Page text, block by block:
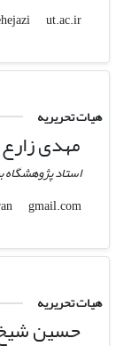
ehejazi
ut.ac.ir
هیات تحریریه
مهدی زارع
استاد پژوهشگاه
mehdi.zare.iran
gmail.com
هیات تحریریه
حسین